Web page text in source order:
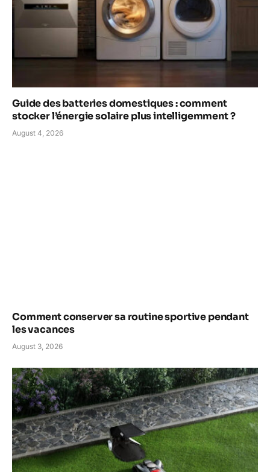
Guide des batteries domestiques : comment
stocker l’énergie solaire plus intelligemment ?
August 4, 2026
Comment conserver sa routine sportive pendant
les vacances
August 3, 2026